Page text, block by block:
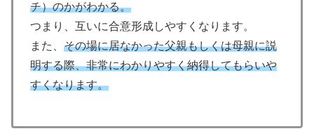
チ）のかがわかる。
つまり、互いに合意形成しやすくなります。
また、 その場に居なかった父親もしくは母親に説
明する際、非常にわかりやすく納得してもらいや
すくなります。